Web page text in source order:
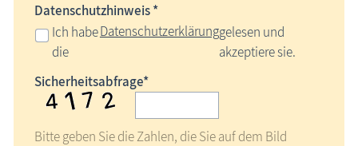
Datenschutzhinweis *
Ich habe
die
Datenschutzerklärunggelesen und
akzeptiere sie.
Sicherheitsabfrage*
Bitte geben Sie die Zahlen, die Sie auf dem Bild